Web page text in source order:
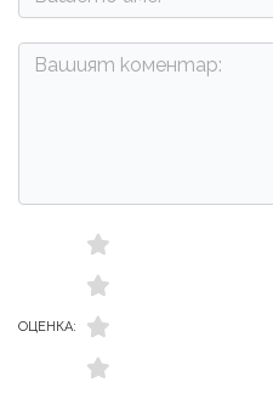
ОЦЕНКА: